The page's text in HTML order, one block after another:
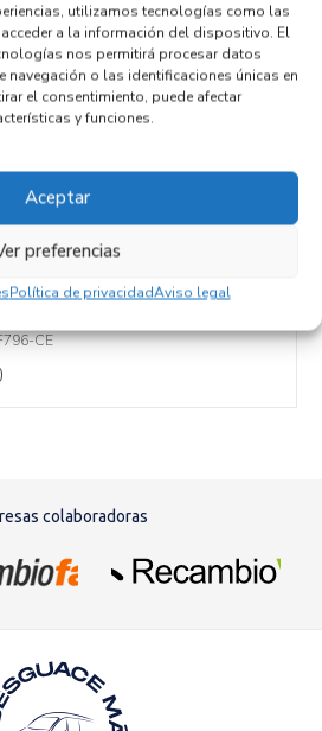
utilizamos tecnologías como las
a la información del dispositivo. El
nos permitirá procesar datos
o las identificaciones únicas en
el consentimiento, puede afectar
y funciones.
Aceptar
preferencias
Política de privacidadAviso legal
R3PA
CONNECT (TC7)R3PA
CE
colaboradoras